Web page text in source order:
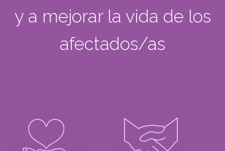
y a mejorar la vida de los
afectados/as